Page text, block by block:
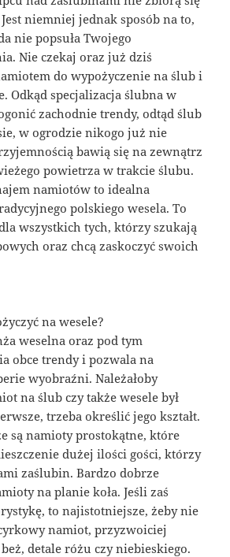
niemniej jednak sposób na to,
nie popsuła Twojego
Nie czekaj oraz już dziś
do wypożyczenie na ślub i
Odkąd specjalizacja ślubna w
zachodnie trendy, odtąd ślub
w ogrodzie nikogo już nie
bawią się na zewnątrz
powietrza w trakcie ślubu.
namiotów to idealna
polskiego wesela. To
wszystkich tych, którzy szukają
oraz chcą zaskoczyć swoich
na wesele?
weselna oraz pod tym
obce trendy i pozwala na
wyobraźni. Należałoby
na ślub czy także wesele był
trzeba określić jego kształt.
są namioty prostokątne, które
dużej ilości gości, którzy
zaślubin. Bardzo dobrze
na planie koła. Jeśli zaś
to najistotniejsze, żeby nie
namiot, przyzwoiciej
detale różu czy niebieskiego.